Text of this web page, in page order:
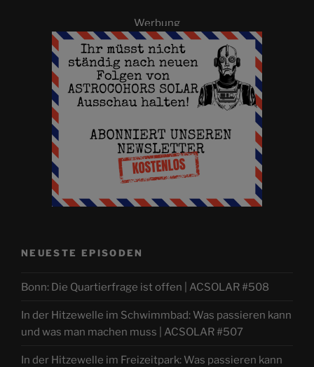
Werbung
NEUESTE EPISODEN
Bonn: Die Quartierfrage ist offen | ACSOLAR #508
In der Hitzewelle im Schwimmbad: Was passieren kann
und was man machen muss | ACSOLAR #507
In der Hitzewelle im Freizeitpark: Was passieren kann